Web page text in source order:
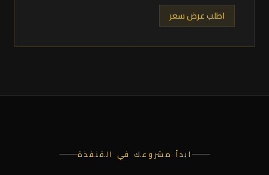
اطلب عرض سعر
ابدأ مشروعك في القنفذة